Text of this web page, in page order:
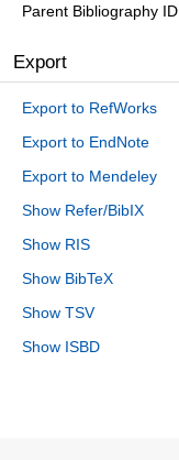
Parent Bibliography ID
Export
Export to RefWorks
Export to EndNote
Export to Mendeley
Show Refer/BibIX
Show RIS
Show BibTeX
Show TSV
Show ISBD